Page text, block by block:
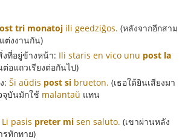
tri monatoj ili geedziĝos. (หลังจากอีกสาม
ต่งงานกัน)
ที่อยู่ข้างหน้า: Ili staris en vico unu post la
อแถวเรียงต่อกันไป)
: Ŝi aŭdis post si brueton. (เธอใด้ยินเสียงมา
จุบันมักใช้ malantaŭ แทน
Li pasis preter mi sen saluto. (เขาผ่านหลัง
ทักทาย)